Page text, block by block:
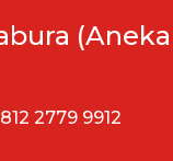
(Aneka
2779 9912